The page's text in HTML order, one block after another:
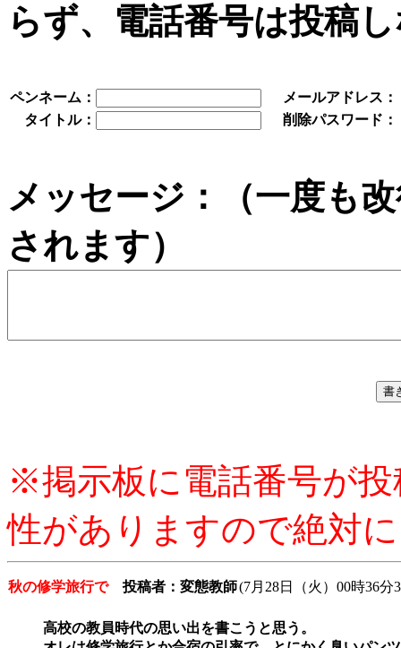
らず、電話番号は投稿
ペンネーム：
メールアドレス：
タイトル：
削除パスワード：
メッセージ：（一度も
されます）
※掲示板に電話番号が
性がありますので絶対
秋の修学旅行で 投稿者：変態教師(7月28日（火）00時36分
高校の教員時代の思い出を書こうと思う。